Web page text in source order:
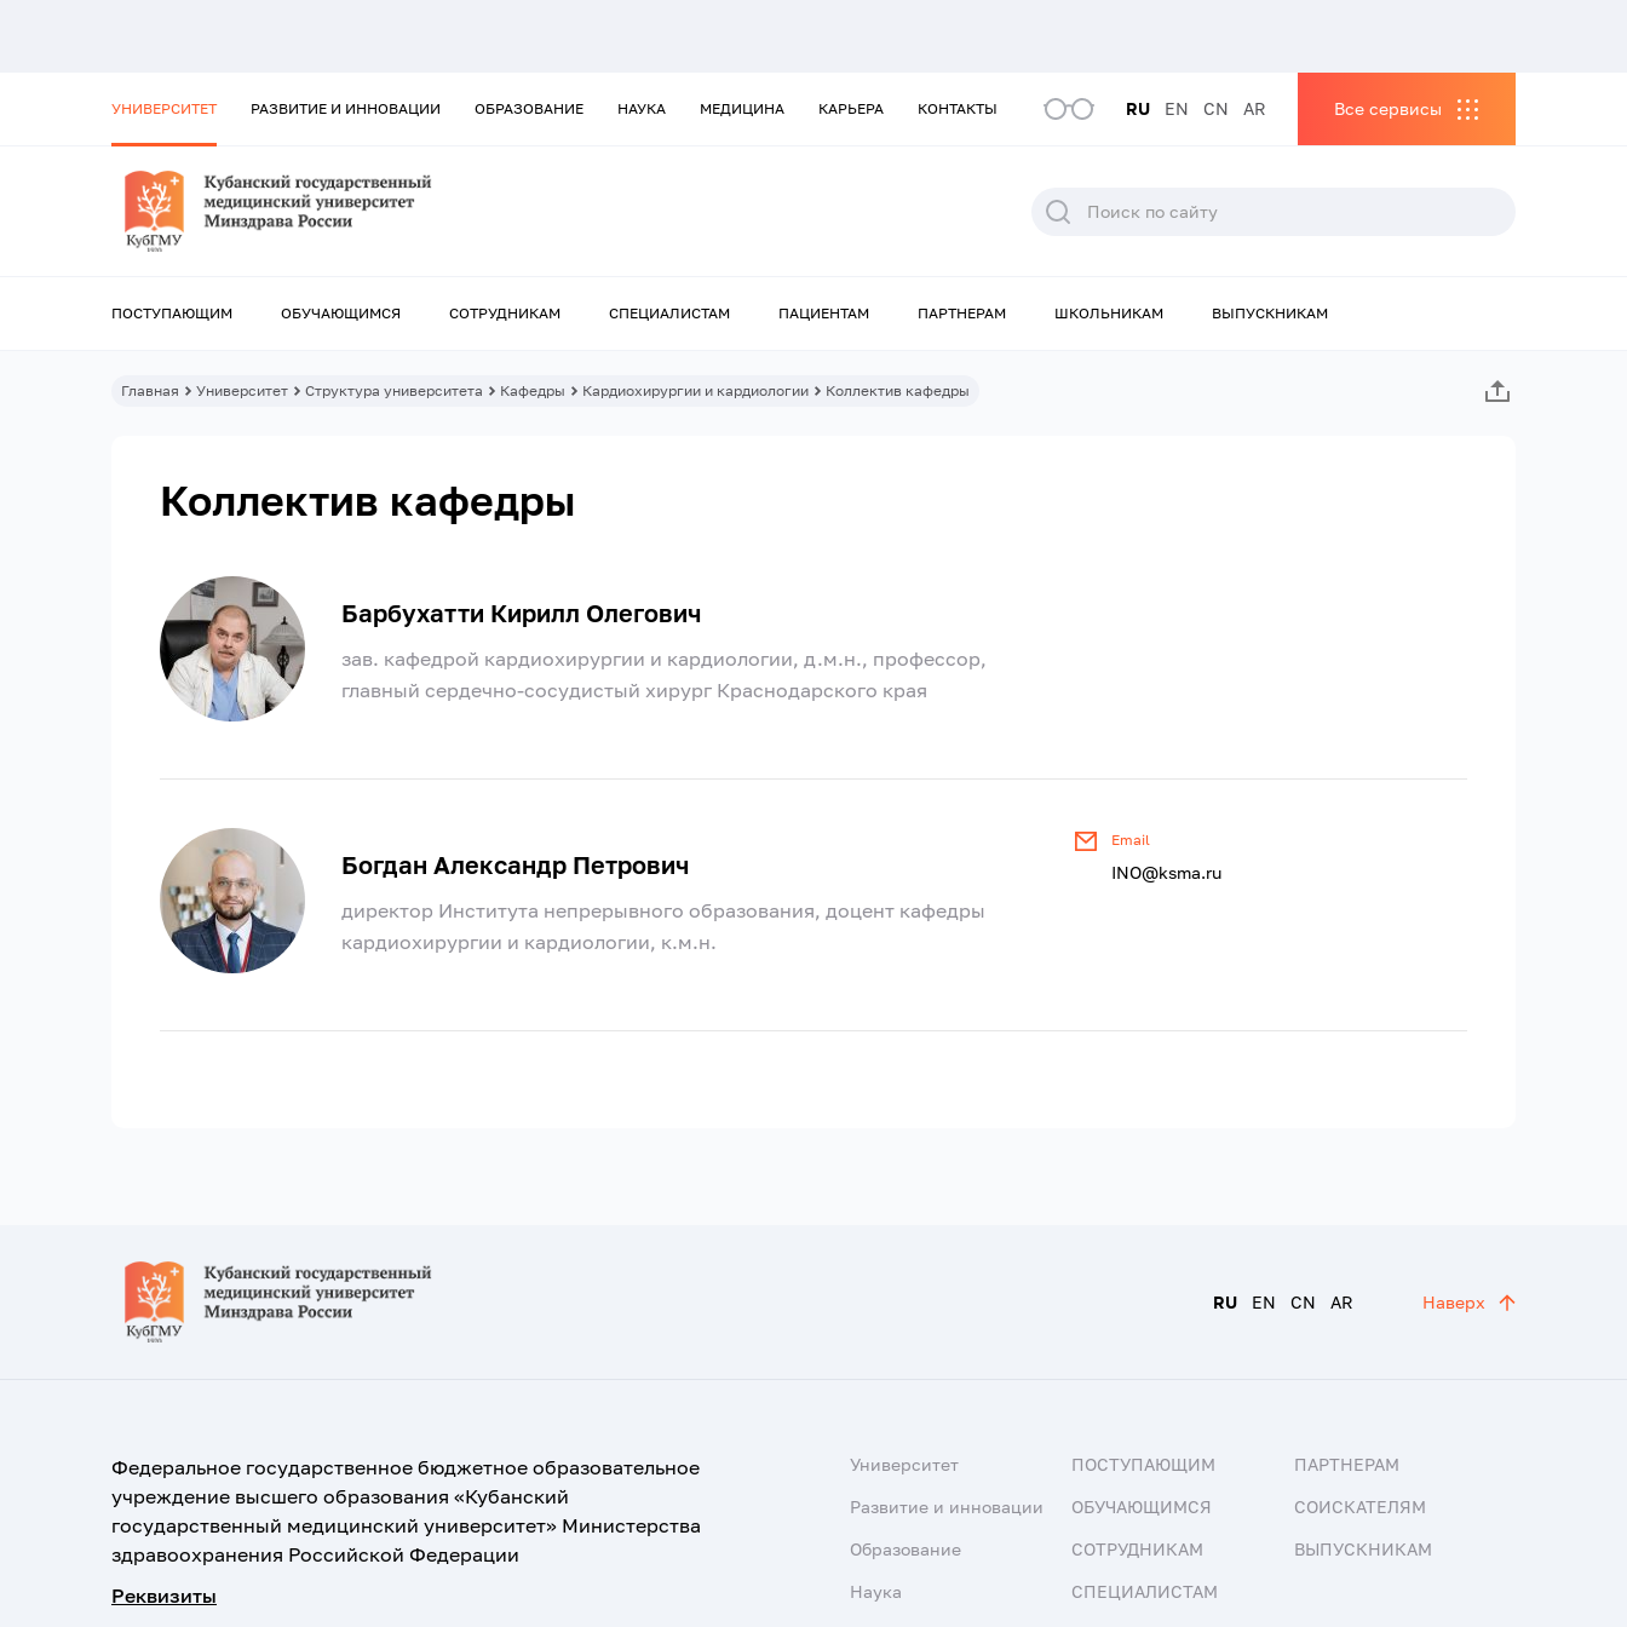
УНИВЕРСИТЕТ РАЗВИТИЕ И ИННОВАЦИИ ОБРАЗОВАНИЕ НАУКА МЕДИЦИНА КАРЬЕРА КОНТАКТЫ RU EN CN AR Все сервисы
ПОСТУПАЮЩИМ ОБУЧАЮЩИМСЯ СОТРУДНИКАМ СПЕЦИАЛИСТАМ ПАЦИЕНТАМ ПАРТНЕРАМ ШКОЛЬНИКАМ ВЫПУСКНИКАМ
Главная Университет Структура университета Кафедры Кардиохирургии и кардиологии Коллектив кафедры
Коллектив кафедры
Барбухатти Кирилл Олегович
зав. кафедрой кардиохирургии и кардиологии, д.м.н., профессор,
главный сердечно-сосудистый хирург Краснодарского края
Богдан Александр Петрович
директор Института непрерывного образования, доцент кафедры
кардиохирургии и кардиологии, к.м.н.
Email
INO@ksma.ru
RU EN CN AR Наверх
Федеральное государственное бюджетное образовательное
учреждение высшего образования «Кубанский
государственный медицинский университет» Министерства
здравоохранения Российской Федерации
Реквизиты
Университет
Развитие и инновации
Образование
Наука
ПОСТУПАЮЩИМ
ОБУЧАЮЩИМСЯ
СОТРУДНИКАМ
СПЕЦИАЛИСТАМ
ПАРТНЕРАМ
СОИСКАТЕЛЯМ
ВЫПУСКНИКАМ